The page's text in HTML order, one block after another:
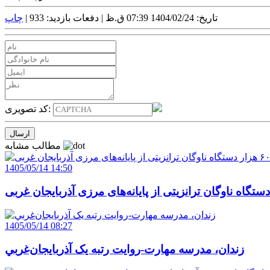
تاریخ: 1404/02/24 07:39 ق.ظ | دفعات بازدید: 933 | چاپ
کد تصویری:
1405/05/14 14:50
1405/05/14 08:27
زندان، مدرسه مهارت-روايت رتبه يک آذربايجان‌غربي